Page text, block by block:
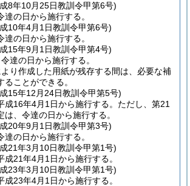
8年10月25日教訓令甲第6号)
達の日から施行する。
10年4月1日教訓令甲第6号)
達の日から施行する。
15年9月1日教訓令甲第4号)
達の日から施行する。
り作成した用紙が残存する間は、必要な補
ことができる。
15年12月24日教訓令甲第5号)
成16年4月1日から施行する。 ただし、第21
は、令達の日から施行する。
20年9月1日教訓令甲第3号)
達の日から施行する。
21年3月10日教訓令甲第1号)
成21年4月1日から施行する。
23年3月10日教訓令甲第1号)
成23年4月1日から施行する。